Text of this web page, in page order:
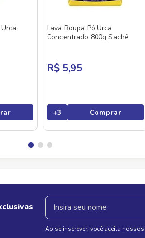
Lava Roupa Pó Urca
Concentrado 800g Sachê
R$ 5,95
+3 Comprar
Ao se inscrever, você aceita nossos